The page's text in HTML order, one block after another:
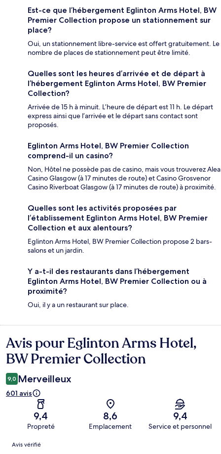
Est-ce que l’hébergement Eglinton Arms Hotel, BW
Premier Collection propose un stationnement sur
place?
Oui, un stationnement libre-service est offert gratuitement. Le
nombre de places de stationnement peut être limité.
Quelles sont les heures d’arrivée et de départ à
l’hébergement Eglinton Arms Hotel, BW Premier
Collection?
Arrivée de 15 h à minuit. L’heure de départ est 11 h. Le départ
express ainsi que l’arrivée et le départ sans contact sont
proposés.
Eglinton Arms Hotel, BW Premier Collection
comprend-il un casino?
Non, Hôtel ne possède pas de casino, mais vous trouverez Alea
Casino Glasgow (à 17 minutes de route) et Casino Grosvenor
Casino Riverboat Glasgow (à 17 minutes de route) à proximité.
Quelles sont les activités proposées par
l’établissement Eglinton Arms Hotel, BW Premier
Collection et aux alentours?
Eglinton Arms Hotel, BW Premier Collection propose 2 bars-
salons et un jardin.
Y a-t-il des restaurants dans l’hébergement
Eglinton Arms Hotel, BW Premier Collection ou à
proximité?
Oui, il y a un restaurant sur place.
Avis
Avis pour Eglinton Arms Hotel,
BW Premier Collection
9,0 Merveilleux
601 avis
9,4
Propreté
8,6
Emplacement
9,4
Service et personnel
Avis
Avis vérifié